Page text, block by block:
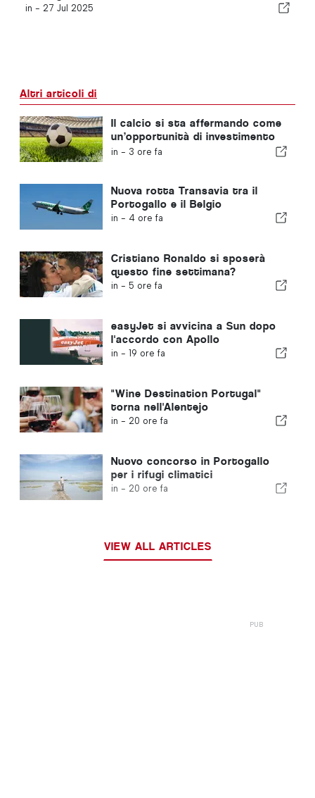
in - 27 Jul 2025
Altri articoli di
Il calcio si sta affermando come
un’opportunità di investimento
in crescita in tutta Europa
in - 3 ore fa
Nuova rotta Transavia tra il
Portogallo e il Belgio
in - 4 ore fa
Cristiano Ronaldo si sposerà
questo fine settimana?
in - 5 ore fa
easyJet si avvicina a Sun dopo
l'accordo con Apollo
in - 19 ore fa
"Wine Destination Portugal"
torna nell'Alentejo
in - 20 ore fa
Nuovo concorso in Portogallo
per i rifugi climatici
in - 20 ore fa
VIEW ALL ARTICLES